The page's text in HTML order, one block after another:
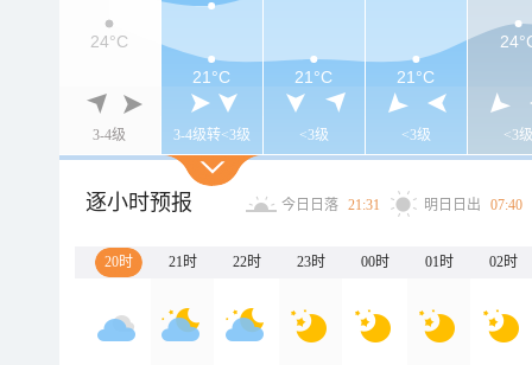
3-4级 3-4级转<3级 <3级 <3级 <3级
24°C
21°C
21°C 21°C
逐小时预报 今日日落 21:31 明日日出 07:40
20时 21时 22时 23时 00时 01时 02时